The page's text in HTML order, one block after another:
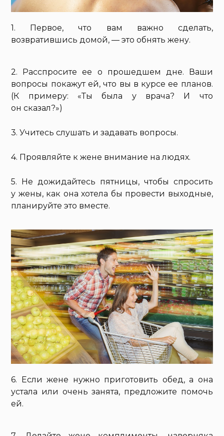
1. Первое, что вам важно сделать,
возвратившись домой, — это обнять жену.
2. Расспросите ее о прошедшем дне. Ваши
вопросы покажут ей, что вы в курсе ее планов.
(К примеру: «Ты была у врача? И что
он сказал?»)
3. Учитесь слушать и задавать вопросы.
4. Проявляйте к жене внимание на людях.
5. Не дожидайтесь пятницы, чтобы спросить
у жены, как она хотела бы провести выходные,
планируйте это вместе.
6. Если жене нужно приготовить обед, а она
устала или очень занята, предложите помочь
ей.